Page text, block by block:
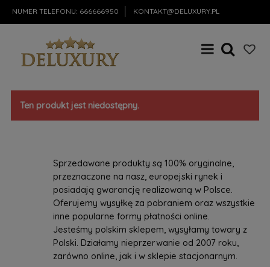
NUMER TELEFONU: 666666950 KONTAKT@DELUXURY.PL
Ten produkt jest niedostępny.
Sprzedawane produkty są 100% oryginalne,
przeznaczone na nasz, europejski rynek i
posiadają gwarancję realizowaną w Polsce.
Oferujemy wysyłkę za pobraniem oraz wszystkie
inne popularne formy płatności online.
Jesteśmy polskim sklepem, wysyłamy towary z
Polski. Działamy nieprzerwanie od 2007 roku,
zarówno online, jak i w sklepie stacjonarnym.